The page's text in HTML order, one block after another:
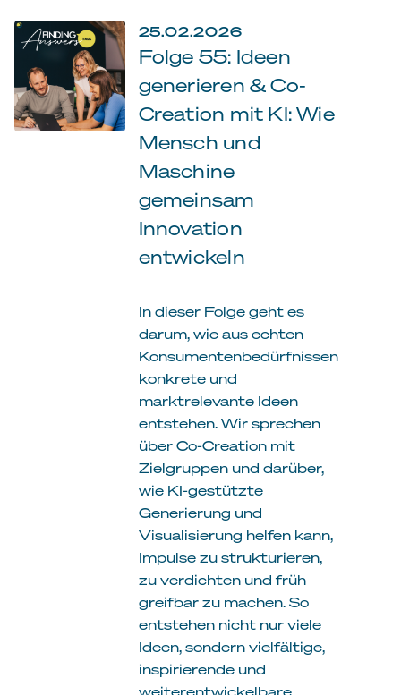
25.02.2026
Folge 55: Ideen
generieren & Co-
Creation mit KI: Wie
Mensch und
Maschine
gemeinsam
Innovation
entwickeln
In dieser Folge geht es
darum, wie aus echten
Konsumentenbedürfnissen
konkrete und
marktrelevante Ideen
entstehen. Wir sprechen
über Co-Creation mit
Zielgruppen und darüber,
wie KI-gestützte
Generierung und
Visualisierung helfen kann,
Impulse zu strukturieren,
zu verdichten und früh
greifbar zu machen. So
entstehen nicht nur viele
Ideen, sondern vielfältige,
inspirierende und
weiterentwickelbare